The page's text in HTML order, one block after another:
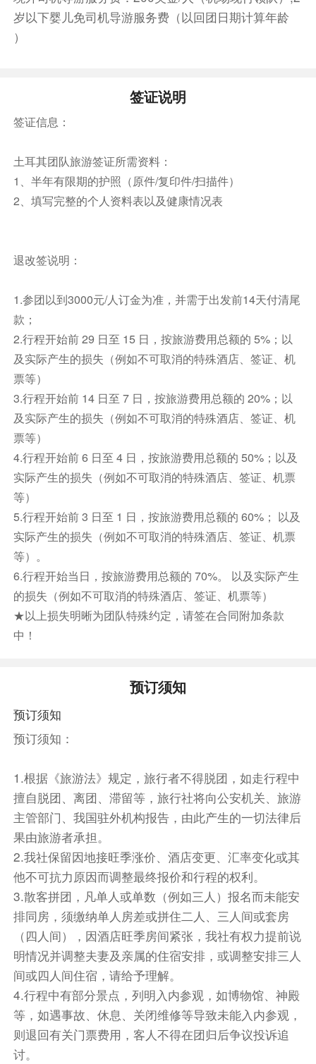
徒为了躲避穆斯林的迫害而逃到这个地方，并于地
观。特殊的人为与自然相配合的现象，成为了一奇
妙的建筑世界，所以一般人称为“奇石区”。
随后前往【鸽子谷】（约30分钟）的岩石上布满
作肥料，是讲究的天然环保场，山谷之上两颗年头
不久的枝叉众多的树上，一棵挂满了蓝眼睛，另一
棵则是当地最著名的陶器制品，这里是留影的好地
Winery】，开启红酒品尝之旅，尽情享受精致的
郁的红葡萄酒到清爽的白葡萄酒，都能在室内光影
口都更加美味，与葡萄酒的风味相得益彰。
之后前往酒店入住并用晚餐。
早餐：酒店早餐 中餐：特色土耳其烤肉餐 晚餐：
酒店晚餐 住宿：国际五星酒店BARCELO或自愿
体验其它特色洞穴酒店
交通：旅游巴士 航班号： 机型： 飞行时间：
餐饮
住宿
国际五星酒店BARCELO或自愿体验其它特色洞穴酒
店
第4天 卡帕多奇亚
Day4 卡帕多奇亚
中【品尝土耳其特色红茶】（约40分钟）。之后
参观【蘑菇谷】，【骆驼岩】，【乌奇萨要塞】，
【猎人谷】（共约2小时）。乌奇萨要塞实际上是
在一块60米高的巨大岩石上开凿出的要塞，并以
地分布着大小不一的洞穴，这些都是鸽子窝，样子
十分奇特。简直就是一件现代主义的艺术品。
午餐特别升级洞穴餐厅内享用陶雍炖肉料理
（Uranos Sarikaya）。
之后前往【世界文化遗产- Kaymakli
underground凯马克利地下城参观】（约30分
钟），迄今为止，在卡帕多奇亚已经发现的地下城
多达36座，是最具人气的地下城。这座地下城规
模宏大，共有1200间石头小房子，可居住1.5万
人。
【热气球购买说明】：
1、由于土耳其热气球名额有限以及天气原因影
响，国内随团款报名的热气球客人不能保证一定安
排在第一天飞行，因名额已满或者天气原因不能飞
行，则原价退还，不承担违约赔偿责任，请提前知
岁以下婴儿免司机导游服务费（以回团日期计算年龄
）
签证说明
签证信息：
土耳其团队旅游签证所需资料：
1、半年有限期的护照（原件/复印件/扫描件）
2、填写完整的个人资料表以及健康情况表
退改签说明：
1.参团以到3000元/人订金为准，并需于出发前14天付清尾
款；
2.行程开始前 29 日至 15 日，按旅游费用总额的 5%；以
及实际产生的损失（例如不可取消的特殊酒店、签证、机
票等）
3.行程开始前 14 日至 7 日，按旅游费用总额的 20%；以
及实际产生的损失（例如不可取消的特殊酒店、签证、机
票等）
4.行程开始前 6 日至 4 日，按旅游费用总额的 50%；以及
实际产生的损失（例如不可取消的特殊酒店、签证、机票
等）
5.行程开始前 3 日至 1 日，按旅游费用总额的 60%； 以及
实际产生的损失（例如不可取消的特殊酒店、签证、机票
等）。
6.行程开始当日，按旅游费用总额的 70%。 以及实际产生
的损失（例如不可取消的特殊酒店、签证、机票等）
★以上损失明晰为团队特殊约定，请签在合同附加条款
中！
预订须知
预订须知
预订须知：
1.根据《旅游法》规定，旅行者不得脱团，如走行程中
擅自脱团、离团、滞留等，旅行社将向公安机关、旅游
主管部门、我国驻外机构报告，由此产生的一切法律后
果由旅游者承担。
2.我社保留因地接旺季涨价、酒店变更、汇率变化或其
他不可抗力原因而调整最终报价和行程的权利。
3.散客拼团，凡单人或单数（例如三人）报名而未能安
排同房，须缴纳单人房差或拼住二人、三人间或套房
（四人间），因酒店旺季房间紧张，我社有权力提前说
明情况并调整夫妻及亲属的住宿安排，或调整安排三人
间或四人间住宿，请给予理解。
4.行程中有部分景点，列明入内参观，如博物馆、神殿
等，如遇事故、休息、关闭维修等导致未能入内参观，
则退回有关门票费用，客人不得在团归后争议投诉追
讨。